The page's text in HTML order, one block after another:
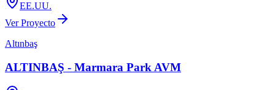
EE.UU.
Ver Proyecto
Altınbaş
ALTINBAŞ - Marmara Park AVM